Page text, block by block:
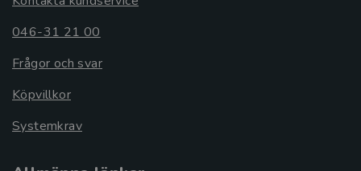
046-31 21 00
Frågor och svar
Köpvillkor
Systemkrav